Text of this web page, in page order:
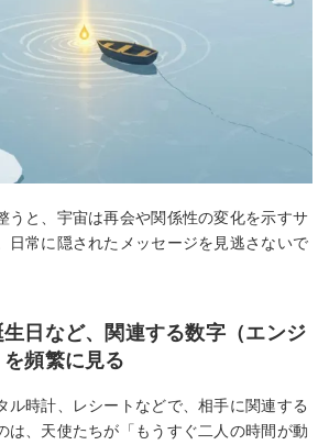
うと、宇宙は再会や関係性の変化を示すサ
日常に隠されたメッセージを見逃さないで
日など、関連する数字（エンジ
頻繁に見る
ル時計、レシートなどで、相手に関連する
は、天使たちが「もうすぐ二人の時間が動